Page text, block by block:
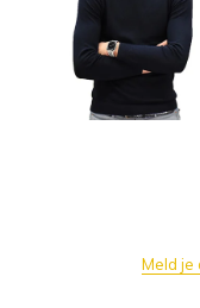
Meld je